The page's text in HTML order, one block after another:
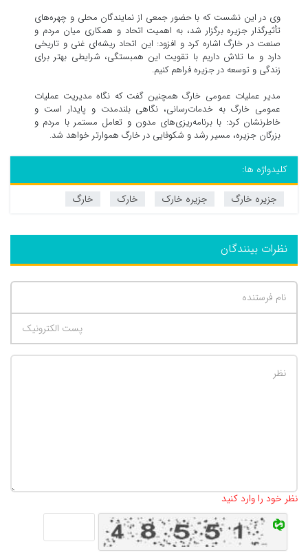
وی در این نشست که با حضور جمعی از نمایندگان محلی و چهره‌های
تأثیرگذار جزیره برگزار شد، به اهمیت اتحاد و همکاری میان مردم و
صنعت در خارگ اشاره کرد و افزود: این اتحاد ریشه‌ای غنی و تاریخی
دارد و ما تلاش داریم با تقویت این همبستگی، شرایطی بهتر برای
زندگی و توسعه در جزیره فراهم کنیم.
مدیر عملیات عمومی خارگ همچنین گفت که نگاه مدیریت عملیات
عمومی خارگ به خدمات‌رسانی، نگاهی بلندمدت و پایدار است و
خاطرنشان کرد: با برنامه‌ریزی‌های مدون و تعامل مستمر با مردم و
بزرگان جزیره، مسیر رشد و شکوفایی در خارگ هموارتر خواهد شد.
کلیدواژه ها:
جزیره خارگ
جزیره خارک خارک خارگ
نظرات بینندگان
نظر خود را وارد کنید